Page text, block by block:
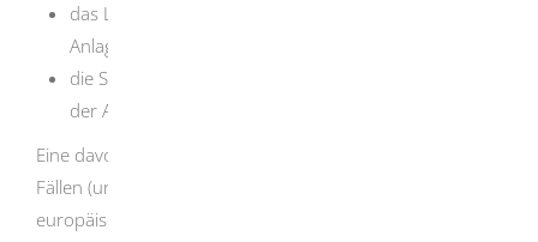
das Landratsamt, wenn das Betriebsgelände mit der
Anlage in einem Landkreis liegt,
die Stadtverwaltung, wenn das Betriebsgelände mit
der Anlage in einem Stadtkreis liegt.
Eine davon abweichende Zuständigkeit gilt in folgenden
Fällen (unter anderem bei Betrieben, die der
europäischen Industrieemissions-Richtlinie, der Störfall-